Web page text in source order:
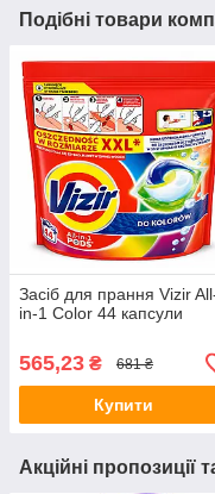
Подібні товари
Засіб для прання Vizir
in-1 Color 44 капсули
565,23 ₴ 681 ₴
Купити
Акційні пропозиції